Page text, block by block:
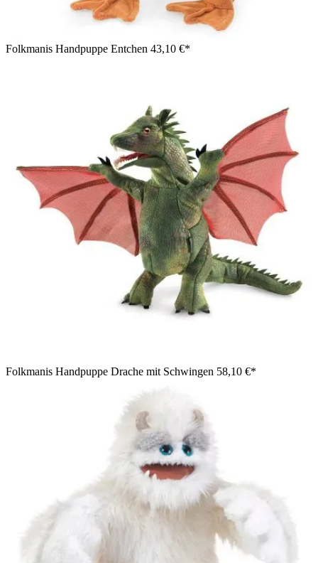
Folkmanis Handpuppe Entchen 43,10 €*
Folkmanis Handpuppe Drache mit Schwingen 58,10 €*